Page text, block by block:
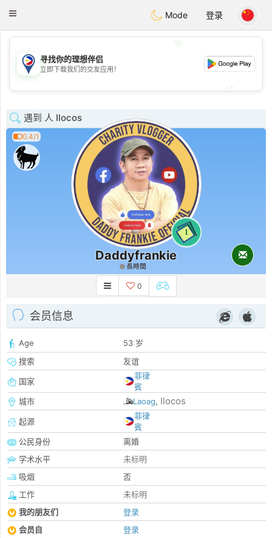
PhilippinesChat
Toggle
Mode 登录
💖
💕
寻找你的理想伴侣
立即下载我们的交友应用！
遇到 人 Ilocos
0.4/1
1
Daddyfrankie
長時間
0
会员信息
Age
53 岁
搜索
友谊
国家
菲律
賓
城市
Laoag, Ilocos
起源
菲律
賓
公民身份
离婚
学术水平
未标明
吸烟
否
工作
未标明
我的朋友们
登录
会员自
登录